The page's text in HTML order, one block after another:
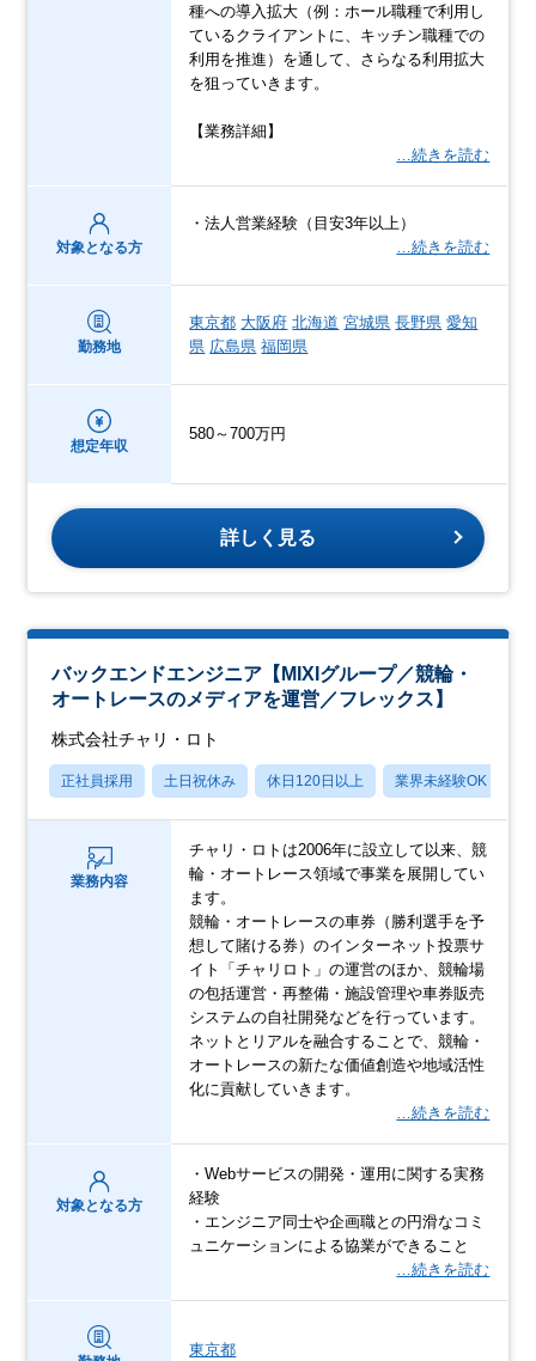
種への導入拡大（例：ホール職種で利用し
ているクライアントに、キッチン職種での
利用を推進）を通して、さらなる利用拡大
を狙っていきます。
【業務詳細】
…続きを読む
対象となる方
・法人営業経験（目安3年以上）
…続きを読む
勤務地
東京都 大阪府 北海道 宮城県 長野県 愛知
県 広島県 福岡県
想定年収
580～700万円
詳しく見る
バックエンドエンジニア【MIXIグループ／競輪・
オートレースのメディアを運営／フレックス】
株式会社チャリ・ロト
正社員採用 土日祝休み 休日120日以上 業界未経験OK
業務内容
チャリ・ロトは2006年に設立して以来、競
輪・オートレース領域で事業を展開してい
ます。
競輪・オートレースの車券（勝利選手を予
想して賭ける券）のインターネット投票サ
イト「チャリロト」の運営のほか、競輪場
の包括運営・再整備・施設管理や車券販売
システムの自社開発などを行っています。
ネットとリアルを融合することで、競輪・
オートレースの新たな価値創造や地域活性
化に貢献していきます。
…続きを読む
対象となる方
・Webサービスの開発・運用に関する実務
経験
・エンジニア同士や企画職との円滑なコミ
ュニケーションによる協業ができること
…続きを読む
東京都